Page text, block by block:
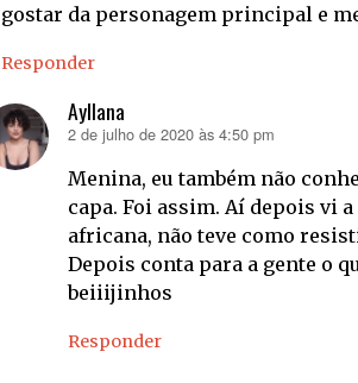
gostar da personagem principal e
Responder
Ayllana
disse:
2 de julho de 2020 às 4:50 pm
Menina, eu também não
capa. Foi assim. Aí depois vi
africana, não teve como
Depois conta para a gente o
beiiijinhos
Responder